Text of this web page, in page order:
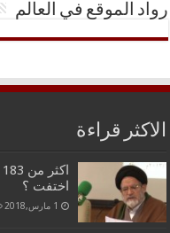
رواد الموقع في العالم
الاكثر قراءة
اختفت ؟
1 مارس,2018